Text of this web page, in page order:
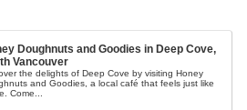
Doughnuts and Goodies in Deep Cove,
Vancouver
the delights of Deep Cove by visiting Honey
and Goodies, a local café that feels just like
Come...